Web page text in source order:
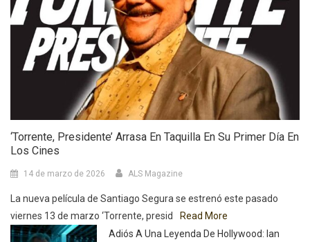
‘Torrente, Presidente’ Arrasa En Taquilla En Su Primer Día En
Los Cines
14 de marzo de 2026 ALS Magazine
La nueva película de Santiago Segura se estrenó este pasado
viernes 13 de marzo ‘Torrente, presid
Read More
Adiós A Una Leyenda De Hollywood: Ian